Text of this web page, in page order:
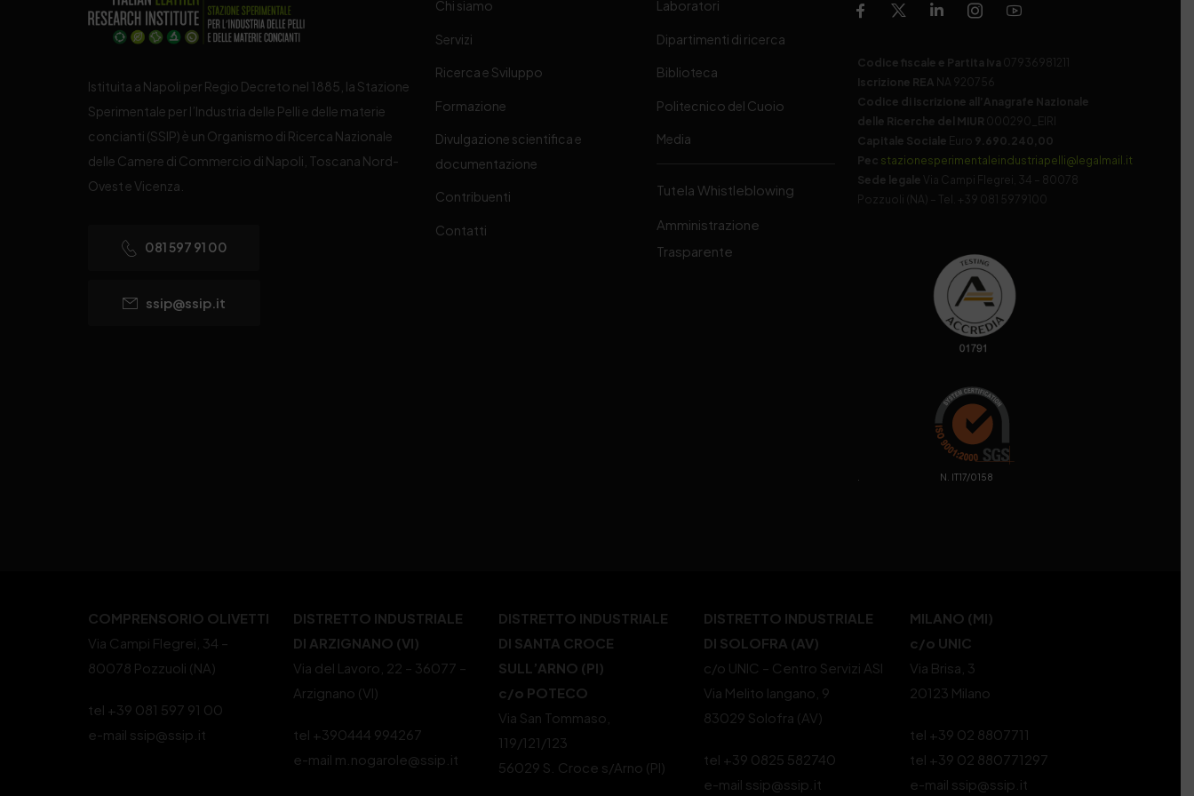
Istituita a Napoli per Regio Decreto nel 1885, la Stazione
Sperimentale per l’Industria delle Pelli e delle materie
concianti (SSIP) è un Organismo di Ricerca Nazionale
delle Camere di Commercio di Napoli, Toscana Nord-
Ovest e Vicenza.
081 597 91 00
ssip@ssip.it
Chi siamo
Servizi
Ricerca e Sviluppo
Formazione
Divulgazione scientifica e
documentazione
Contribuenti
Contatti
Laboratori
Dipartimenti di ricerca
Biblioteca
Politecnico del Cuoio
Media
Tutela Whistleblowing
Amministrazione
Trasparente
Codice fiscale e Partita Iva 07936981211
Iscrizione REA NA 920756
Codice di iscrizione all’Anagrafe Nazionale
delle Ricerche del MIUR 000290_EIRI
Capitale Sociale Euro 9.690.240,00
Pec stazionesperimentaleindustriapelli@legalmail.it
Sede legale
Via Campi Flegrei, 34 – 80078
Pozzuoli (NA) – Tel. +39 081 5979100
. N. IT17/0158
COMPRENSORIO OLIVETTI
Via Campi Flegrei, 34 –
80078 Pozzuoli (NA)
tel +39 081 597 91 00
e-mail ssip@ssip.it
DISTRETTO INDUSTRIALE
DI ARZIGNANO (VI)
Via del Lavoro, 22 – 36077 –
Arzignano (VI)
tel +390444 994267
e-mail m.nogarole@ssip.it
DISTRETTO INDUSTRIALE
DI SANTA CROCE
SULL’ARNO (PI)
c/o POTECO
Via San Tommaso,
119/121/123
56029 S. Croce s/Arno (PI)
DISTRETTO INDUSTRIALE
DI SOLOFRA (AV)
c/o UNIC – Centro Servizi ASI
Via Melito Iangano, 9
83029 Solofra (AV)
tel +39 0825 582740
e-mail ssip@ssip.it
MILANO (MI)
c/o UNIC
Via Brisa, 3
20123 Milano
tel +39 02 8807711
tel +39 02 880771297
e-mail ssip@ssip.it